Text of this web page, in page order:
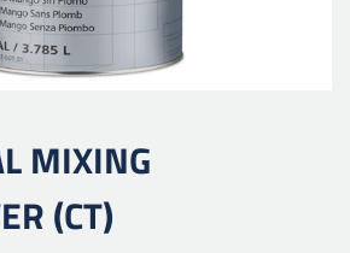
MIXING
(CT)